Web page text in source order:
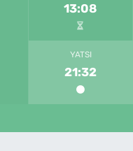
13:08
YATSI
21:32